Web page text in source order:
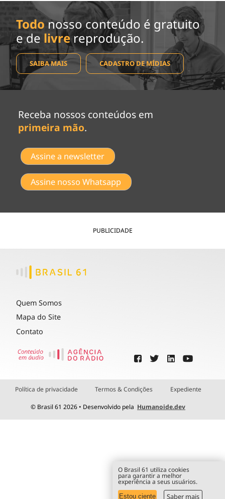
Todo nosso conteúdo é gratuito
e de livrereprodução.
SAIBA MAIS CADASTRO DE MÍDIAS
Receba nossos conteúdos em
primeira mão.
Assine a newsletter
Assine nosso Whatsapp
PUBLICIDADE
Quem Somos
Mapa do Site
Contato
Política de privacidade Termos & Condições Expediente
© Brasil 61 2026 • Desenvolvido pela Humanoide.dev
O Brasil 61 utiliza cookies
para garantir a melhor
experiência a seus usuários.
Estou ciente Saber mais